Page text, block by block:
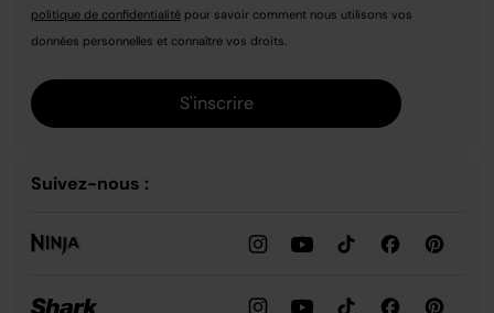
politique de confidentialité pour savoir comment nous utilisons vos
données personnelles et connaître vos droits.
S'inscrire
Suivez-nous :